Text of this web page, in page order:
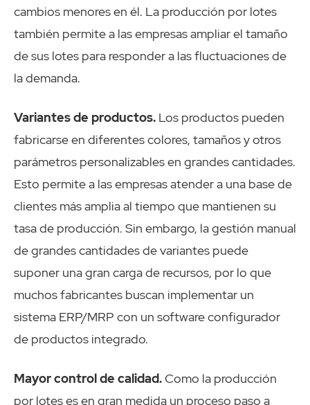
cambios menores en él. La producción por lotes
también permite a las empresas ampliar el tamaño
de sus lotes para responder a las fluctuaciones de
la demanda.
Variantes de productos. Los productos pueden
fabricarse en diferentes colores, tamaños y otros
parámetros personalizables en grandes cantidades.
Esto permite a las empresas atender a una base de
clientes más amplia al tiempo que mantienen su
tasa de producción. Sin embargo, la gestión manual
de grandes cantidades de variantes puede
suponer una gran carga de recursos, por lo que
muchos fabricantes buscan implementar un
sistema ERP/MRP con un software configurador
de productos integrado.
Mayor control de calidad.Como la producción
por lotes es en gran medida un proceso paso a